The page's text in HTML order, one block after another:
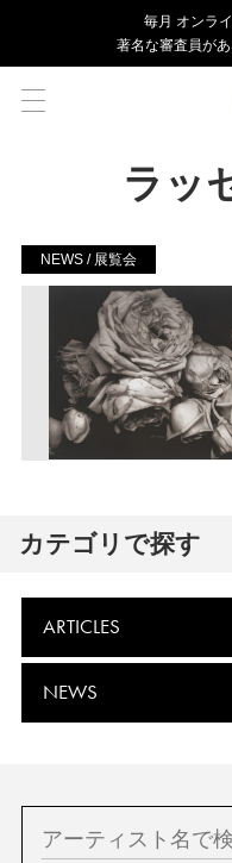
毎⽉ オンラ
著名な審査員が
ラッ
NEWS / 展覧会
カテゴリで探す
ARTICLES
NEWS